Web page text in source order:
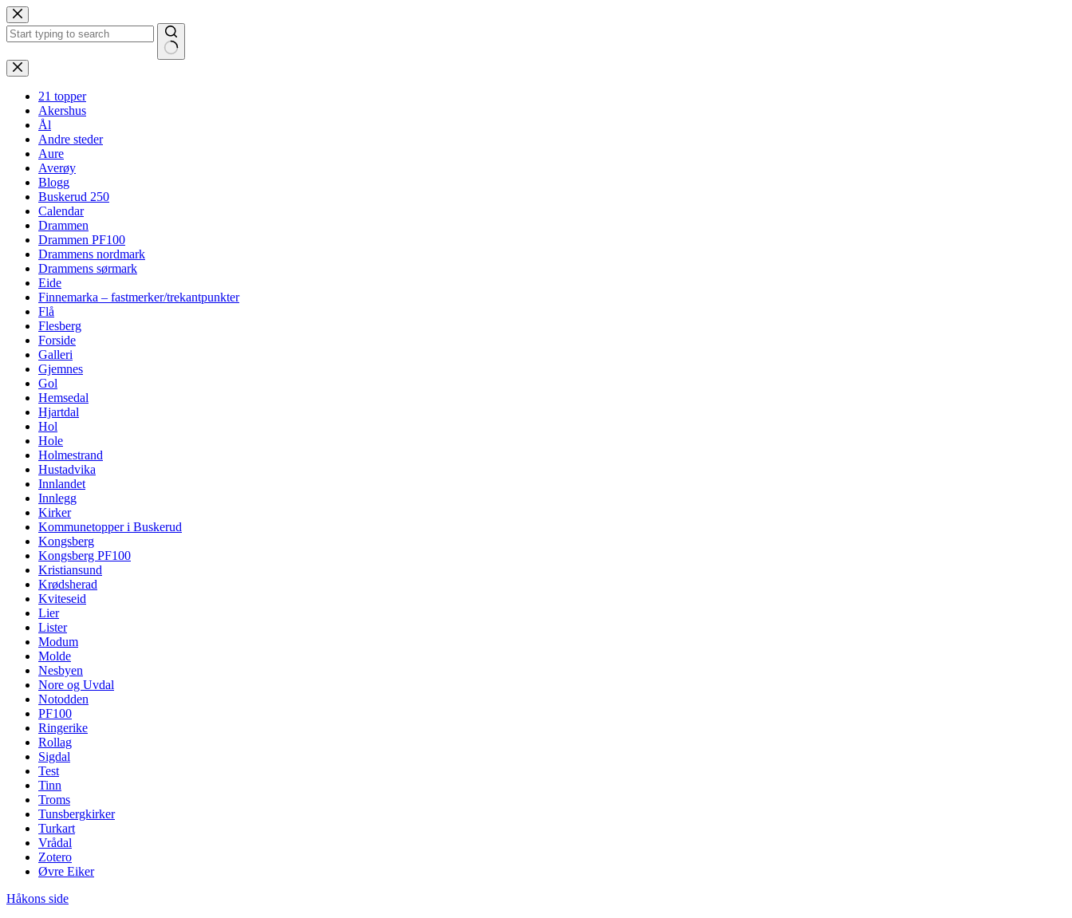
Hopp
til
innholdet
Ingen
resultater
21 topper
Akershus
Ål
Andre steder
Aure
Averøy
Blogg
Buskerud 250
Calendar
Drammen
Drammen PF100
Drammens nordmark
Drammens sørmark
Eide
Finnemarka – fastmerker/trekantpunkter
Flå
Flesberg
Forside
Galleri
Gjemnes
Gol
Hemsedal
Hjartdal
Hol
Hole
Holmestrand
Hustadvika
Innlandet
Innlegg
Kirker
Kommunetopper i Buskerud
Kongsberg
Kongsberg PF100
Kristiansund
Krødsherad
Kviteseid
Lier
Lister
Modum
Molde
Nesbyen
Nore og Uvdal
Notodden
PF100
Ringerike
Rollag
Sigdal
Test
Tinn
Troms
Tunsbergkirker
Turkart
Vrådal
Zotero
Øvre Eiker
Håkons side